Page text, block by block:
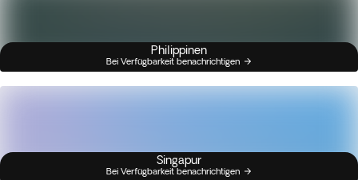
Philippinen
Bei Verfügbarkeit benachrichtigen
Singapur
Bei Verfügbarkeit benachrichtigen